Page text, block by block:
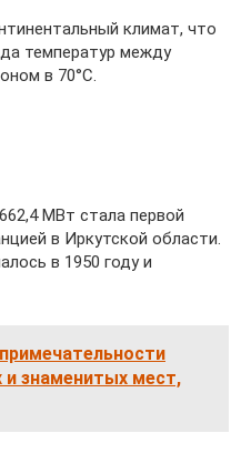
климат, что
температур между
в 70°С.
МВт стала первой
в Иркутской области.
в 1950 году и
и знаменитых мест,